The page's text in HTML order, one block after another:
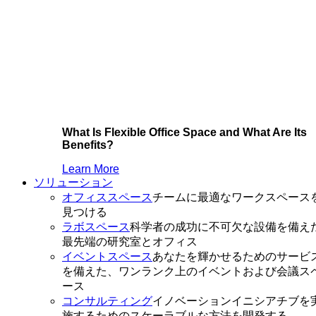
What Is Flexible Office Space and What Are Its
Benefits?
Learn More
ソリューション
オフィススペースチームに最適なワークスペース
見つける
ラボスペース科学者の成功に不可欠な設備を備え
最先端の研究室とオフィス
イベントスペースあなたを輝かせるためのサービ
を備えた、ワンランク上のイベントおよび会議ス
ース
コンサルティングイノベーションイニシアチブを